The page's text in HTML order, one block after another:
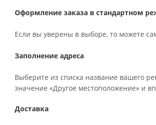
Оформление заказа в стандартном
Если вы уверены в выборе, то можете
Заполнение адреса
Выберите из списка название вашего
значение «Другое местоположение» и
Доставка